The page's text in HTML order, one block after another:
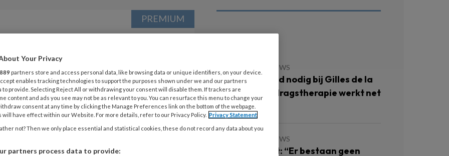
uitstroomdata
onderwijs brengen elk jaar in
van schoolverlaters zijn. Zo
PREMIUM
Lees ook
NIEUWS
Pillen niet altijd nodig bij Gilles de la
Tourette: ‘Gedragstherapie werkt net
zo goed’
NIEUWS
Caroline Braet: “Er bestaan geen
Your Privacy
889 partners store and access personal data, like browsing data or unique identifiers, on your device.
enables tracking technologies to support the purposes shown under we and our partners
to provide. Selecting Reject All or withdrawing your consent will disable them. If trackers are
content and ads you see may not be as relevant to you. You can resurface this menu to change your
consent at any time by clicking the Manage Preferences link on the bottom of the webpage.
will have effect within our Website. For more details, refer to our Privacy Policy. Privacy Statement
not? Then we only place essential and statistical cookies, these do not record any data about you
partners process data to provide: